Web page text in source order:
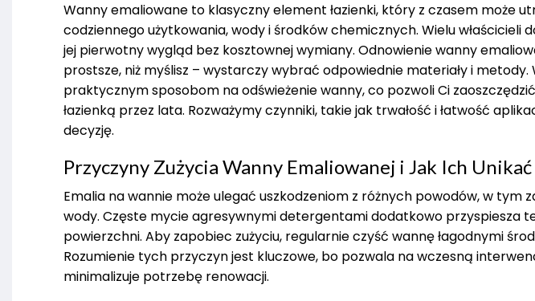
Wanny emaliowane to klasyczny element łazienki, który z czasem może
codziennego użytkowania, wody i środków chemicznych. Wielu właścicieli
jej pierwotny wygląd bez kosztownej wymiany. Odnowienie wanny
prostsze, niż myślisz – wystarczy wybrać odpowiednie materiały i
praktycznym sposobom na odświeżenie wanny, co pozwoli Ci
łazienką przez lata. Rozważymy czynniki, takie jak trwałość i łatwość
decyzję.
Przyczyny Zużycia Wanny Emaliowanej i Jak Ich Unikać
Emalia na wannie może ulegać uszkodzeniom z różnych powodów, w tym
wody. Częste mycie agresywnymi detergentami dodatkowo przyspiesza
powierzchni. Aby zapobiec zużyciu, regularnie czyść wannę łagodnymi
Rozumienie tych przyczyn jest kluczowe, bo pozwala na wczesną
minimalizuje potrzebę renowacji.